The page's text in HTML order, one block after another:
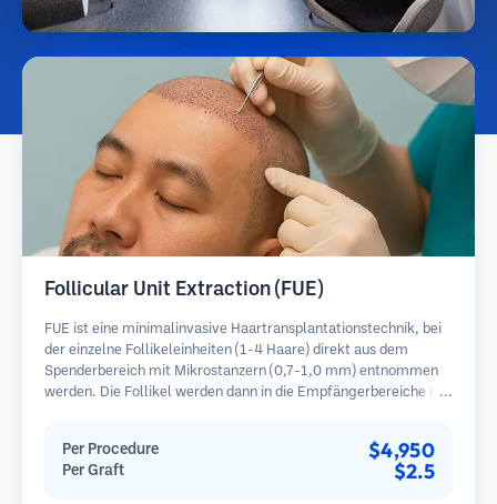
Follicular Unit Extraction (FUE)
FUE ist eine minimalinvasive Haartransplantationstechnik, bei
der einzelne Follikeleinheiten (1-4 Haare) direkt aus dem
Spenderbereich mit Mikrostanzern (0,7-1,0 mm) entnommen
werden. Die Follikel werden dann in die Empfängerbereiche in
im Vergleich zu Streifenentnahmemethoden.
Per Procedure $4,950
Per Graft $2.5